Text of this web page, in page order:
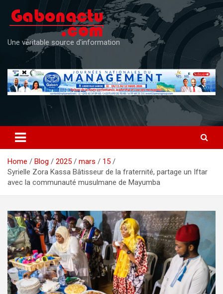
content
Une véritable source d'information
Home Blog 2025 mars
15
Syrielle Zora Kassa Bâtisseur de la fraternité, partage un Iftar
avec la communauté musulmane de Mayumba